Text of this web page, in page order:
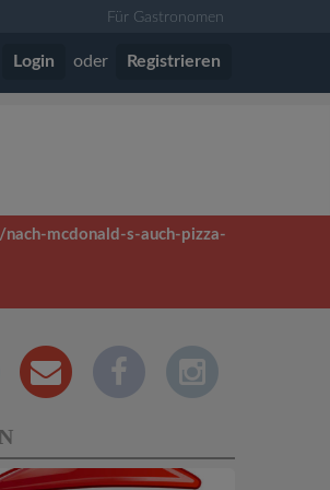
Für Gastronomen
Login oder Registrieren
mcdonald-s-auch-pizza-